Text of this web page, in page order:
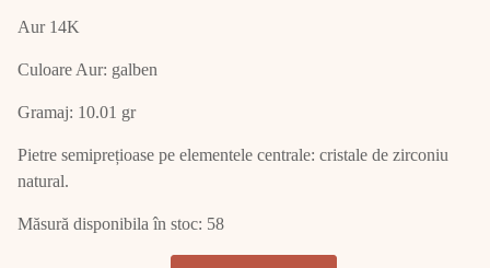
Aur 14K
Culoare Aur: galben
Gramaj: 10.01 gr
Pietre semiprețioase pe elementele centrale: cristale de zirconiu
natural.
Măsură disponibila în stoc: 58